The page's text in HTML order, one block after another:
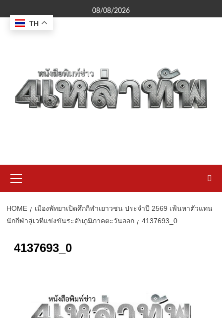
to
content
08/08/2026
Menu
HOME
เมืองพัทยาเปิดศึกกีฬาเยาวชน ประจำปี 2569 เฟ้นหาตัวแทน
นักกีฬาสู่เวทีแข่งขันระดับภูมิภาคตะวันออก
4137693_0
4137693_0
TH